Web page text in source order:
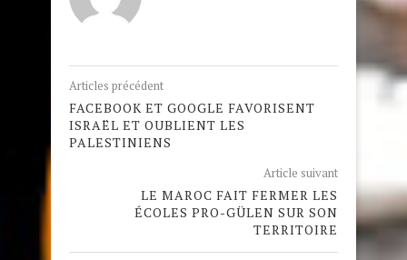
Articles précédent
FACEBOOK ET GOOGLE FAVORISENT
ISRAËL ET OUBLIENT LES
PALESTINIENS
Article suivant
LE MAROC FAIT FERMER LES
ÉCOLES PRO-GÜLEN SUR SON
TERRITOIRE